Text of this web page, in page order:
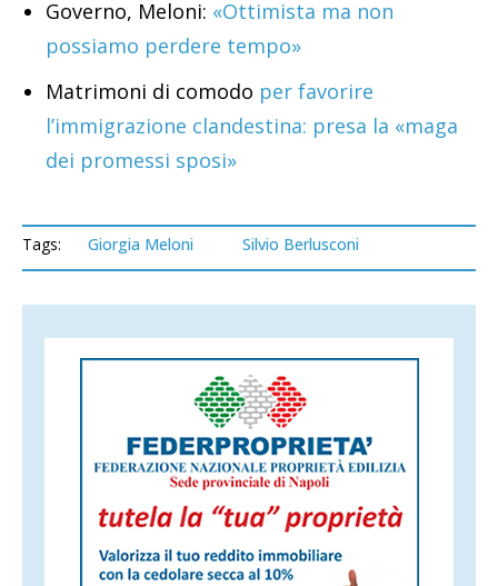
Governo, Meloni: «Ottimista ma non
possiamo perdere tempo»
Matrimoni di comodo per favorire
l’immigrazione clandestina: presa la «maga
dei promessi sposi»
Tags: Giorgia Meloni Silvio Berlusconi